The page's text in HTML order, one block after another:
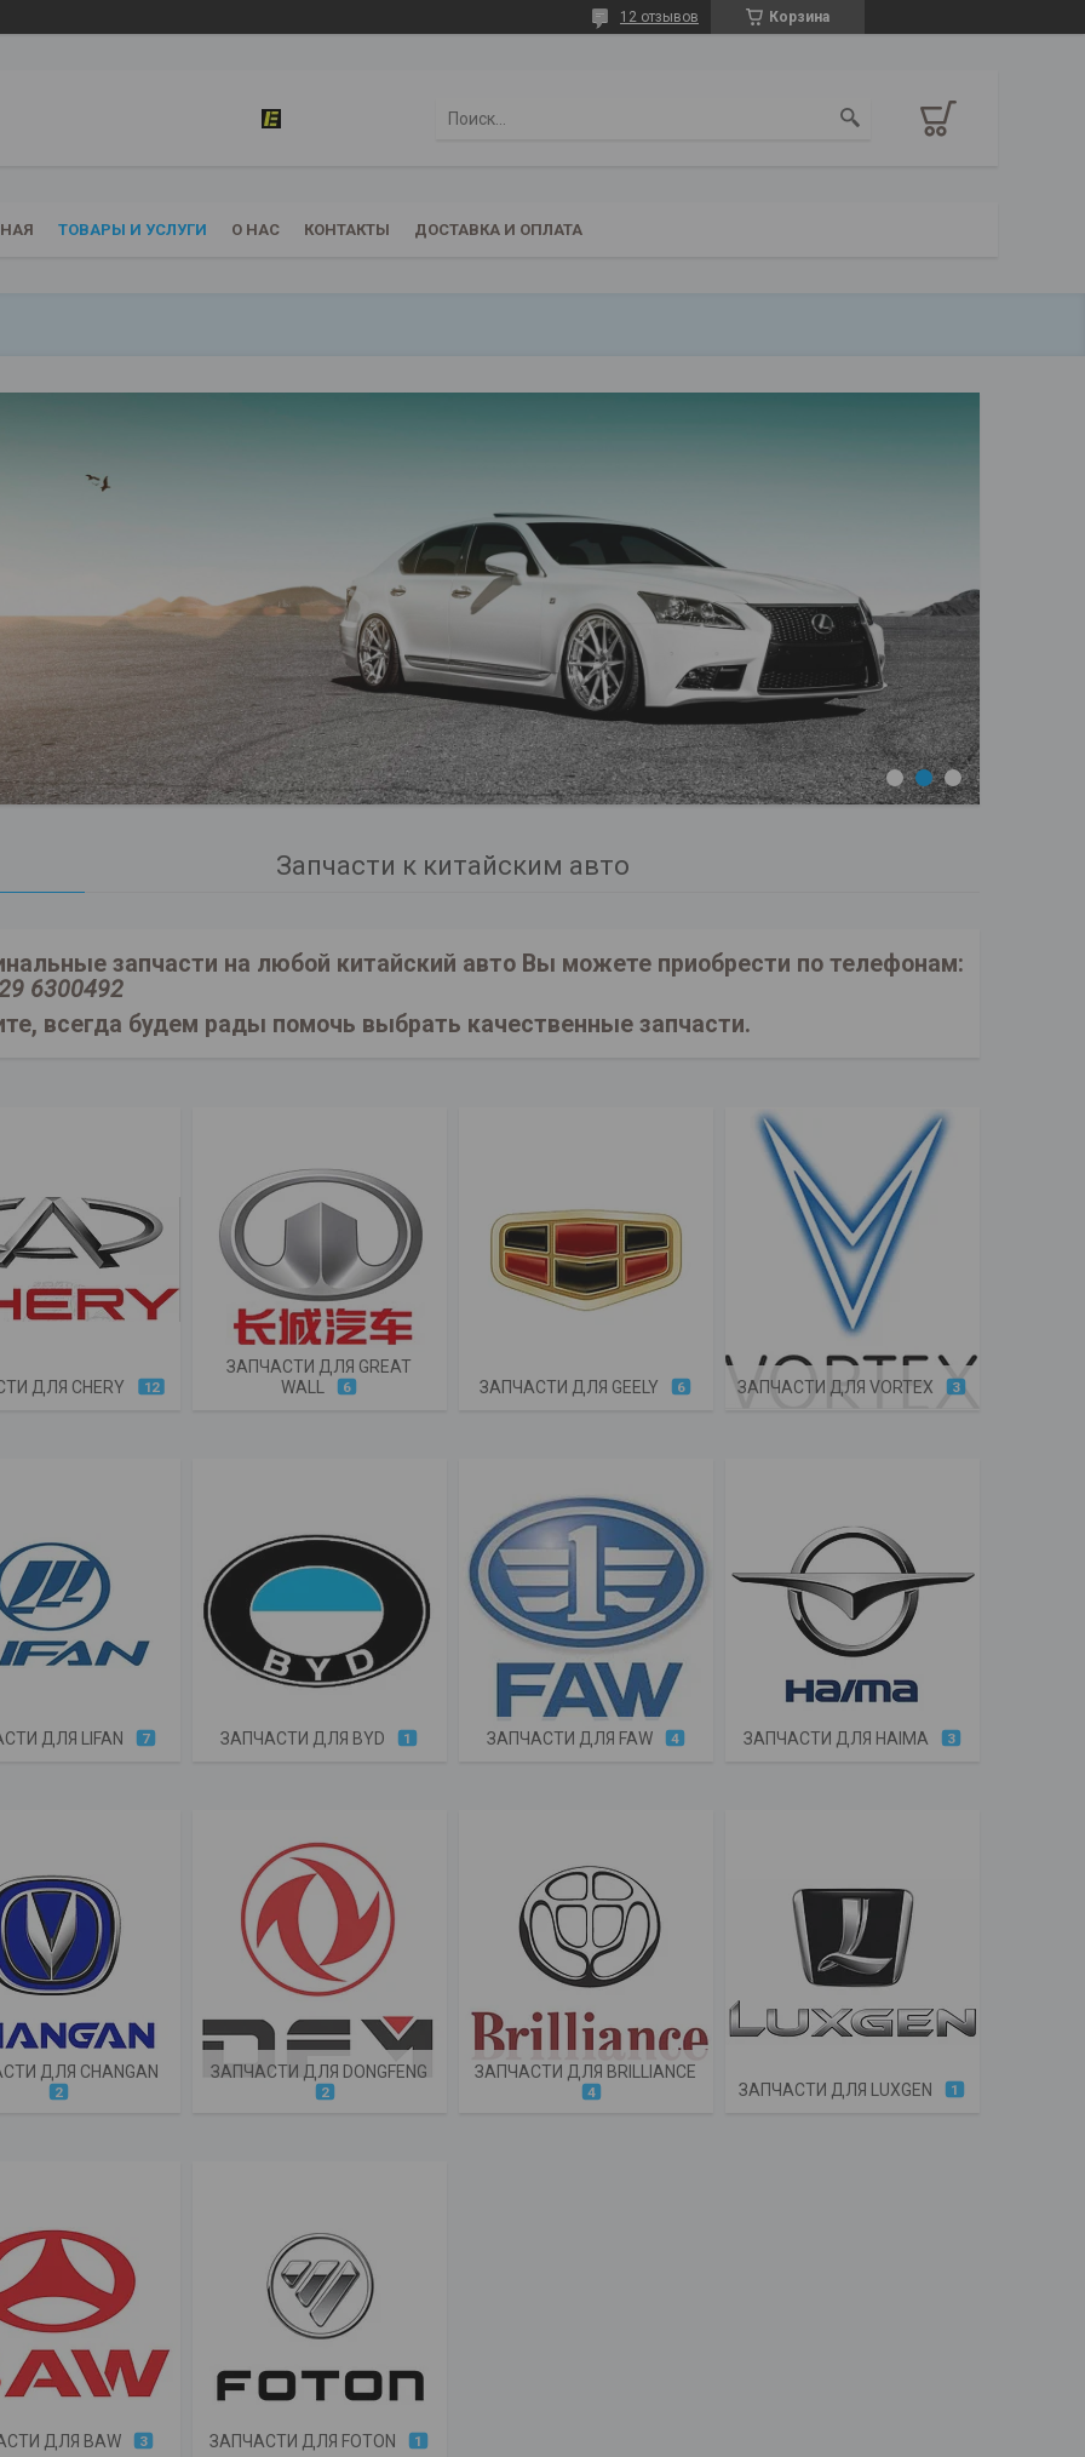
Корзина
12 отзывов
ТОВАРЫ И УСЛУГИ О НАС КОНТАКТЫ ДОСТАВКА И ОПЛАТА
Запчасти к китайским авто
запчасти на любой китайский авто Вы можете приобрести по телефонам:
6300492
всегда будем рады помочь выбрать качественные запчасти.
ДЛЯ CHERY 12
ЗАПЧАСТИ ДЛЯ GREAT
WALL
6 ЗАПЧАСТИ ДЛЯ GEELY 6 ЗАПЧАСТИ ДЛЯ VORTEX 3
ДЛЯ LIFAN 7 ЗАПЧАСТИ ДЛЯ BYD 1 ЗАПЧАСТИ ДЛЯ FAW 4 ЗАПЧАСТИ ДЛЯ HAIMA 3
ДЛЯ CHANGAN
2
ЗАПЧАСТИ ДЛЯ DONGFENG
2
ЗАПЧАСТИ ДЛЯ BRILLIANCE
4 ЗАПЧАСТИ ДЛЯ LUXGEN 1
ДЛЯ BAW 3 ЗАПЧАСТИ ДЛЯ FOTON 1